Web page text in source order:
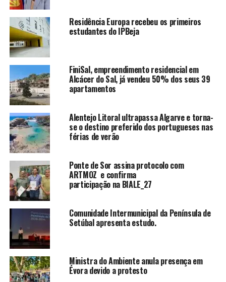
Residência Europa recebeu os primeiros
estudantes do IPBeja
FiniSal, empreendimento residencial em
Alcácer do Sal, já vendeu 50% dos seus 39
apartamentos
Alentejo Litoral ultrapassa Algarve e torna-
se o destino preferido dos portugueses nas
férias de verão
Ponte de Sor assina protocolo com
ARTMOZ e confirma
participação na BIALE_27
Comunidade Intermunicipal da Península de
Setúbal apresenta estudo.
Ministra do Ambiente anula presença em
Évora devido a protesto